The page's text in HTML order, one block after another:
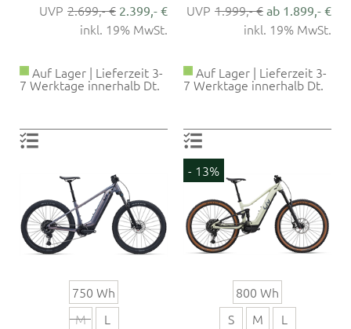
2.699,- € 2.399,- €
inkl. 19% MwSt.
Auf Lager | Lieferzeit 3-
7 Werktage innerhalb Dt.
1.999,- € ab 1.899,- €
inkl. 19% MwSt.
Auf Lager | Lieferzeit 3-
7 Werktage innerhalb Dt.
750 Wh
M
L
- 13%
800 Wh
S
M L